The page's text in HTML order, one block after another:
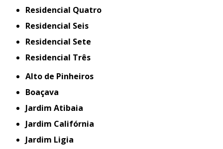
Residencial Quatro
Residencial Seis
Residencial Sete
Residencial Três
Alto de Pinheiros
Boaçava
Jardim Atibaia
Jardim Califórnia
Jardim Ligia